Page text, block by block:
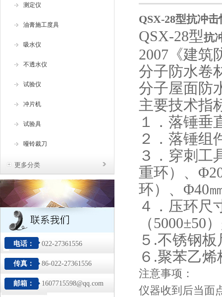
测定仪
油膏施工度具
吸水仪
不透水仪
试验仪
冲片机
试验具
哑铃裁刀
更多分类
电话： 022-27361556
传真： 86-022-27361556
邮箱： 1607715598@qq.com
QSX-28型抗冲击
QSX-28型抗
2007《建筑
分子防水卷
分子屋面防
主要技术指
１．落锤垂
２．落锤组
３．穿刺工
重环）、
环）、Φ40
４．压环尺
（5000±50
５.不锈钢
６.聚苯乙
注意事项：
仪器收到后当面